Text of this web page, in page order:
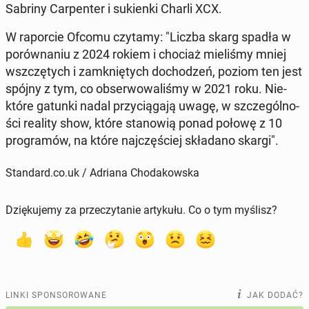
Sabriny Car­pen­ter i su­kien­ki Charli XCX.
W ra­por­cie Ofcomu czytamy: "Liczba skarg spadła w
po­rów­na­niu z 2024 rokiem i chociaż mie­li­śmy mniej
wsz­czę­tych i za­mknię­tych do­cho­dzeń, poziom ten jest
spójny z tym, co ob­ser­wo­wa­li­śmy w 2021 roku. Nie­
któ­re gatunki nadal przy­cią­ga­ją uwagę, w szcze­gól­no­
ści reality show, które sta­no­wią ponad połowę z 10
pro­gra­mów, na które naj­czę­ściej skła­da­no skargi".
Standard.co.uk / Adriana Chodakowska
Dziękujemy za przeczytanie artykułu. Co o tym myślisz?
LINKI SPONSOROWANE JAK DODAĆ?